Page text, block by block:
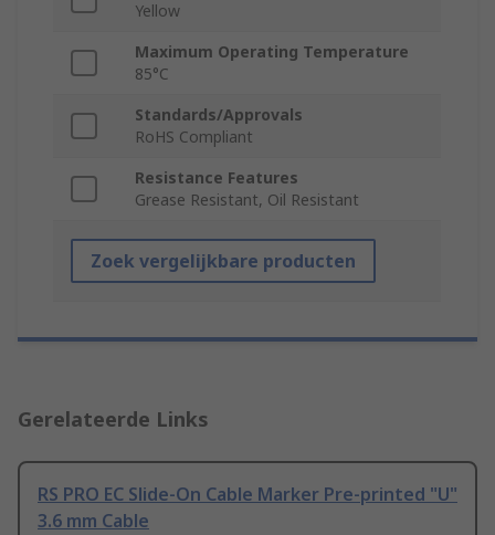
Yellow
Maximum Operating Temperature
85°C
Standards/Approvals
RoHS Compliant
Resistance Features
Grease Resistant, Oil Resistant
Zoek vergelijkbare producten
Gerelateerde Links
RS PRO EC Slide-On Cable Marker Pre-printed "U"
3.6 mm Cable